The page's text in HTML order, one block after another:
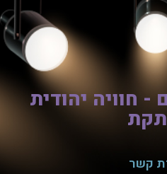
- חוויה יהודית
קשר